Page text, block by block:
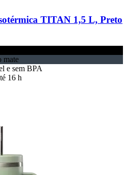
TITAN 1,5 L, Preto
mate
e sem BPA
16 h